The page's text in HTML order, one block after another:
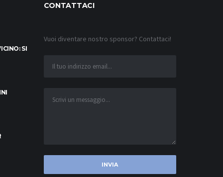
SI
CONTATTACI
Vuoi diventare nostro sponsor? Contattaci!